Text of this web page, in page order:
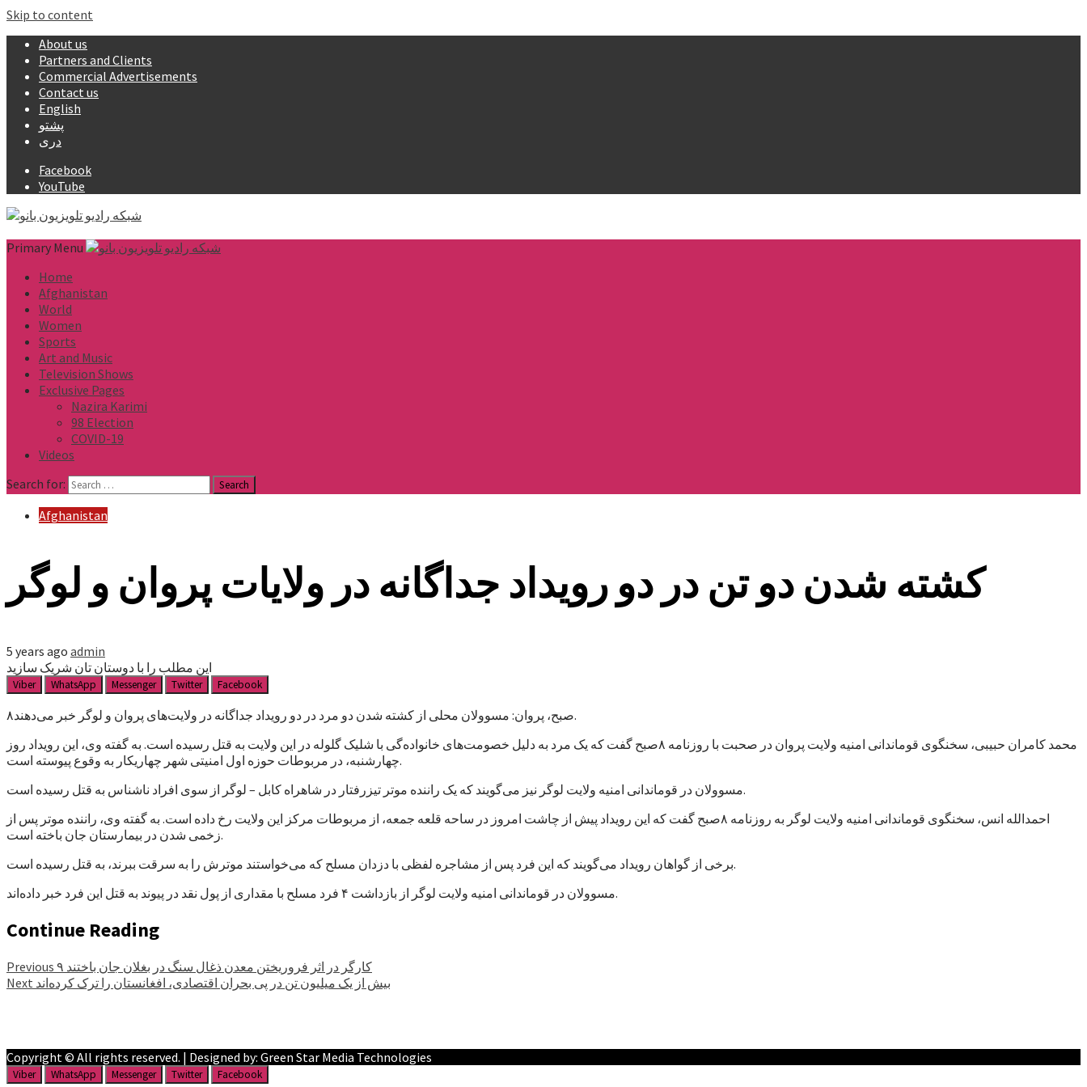
Skip to content
About us
Partners and Clients
Commercial Advertisements
Contact us
English
پشتو
دری
Facebook
YouTube
Primary Menu
Home
Afghanistan
World
Women
Sports
Art and Music
Television Shows
Exclusive Pages
Nazira Karimi
98 Election
COVID-19
Videos
Search for:
Afghanistan
کشته شدن دو تن در دو رویداد جداگانه در ولایات پروان و لوگر
5 years ago admin
این مطلب را با دوستان تان شریک سازید
Viber WhatsApp Messenger Twitter Facebook
۸صبح، پروان: مسوولان محلی از کشته شدن دو مرد در دو رویداد جداگانه در ولایت‌های پروان و لوگر خبر می‌دهند.
محمد کامران حبیبی، سخنگوی قوماندانی امنیه ولایت پروان در صحبت با روزنامه ۸صبح گفت که یک مرد به دلیل خصومت‌های خانواده‌گی با شلیک ‌گلوله در این ولایت به قتل رسیده است. به گفته وی، این رویداد روز
چهارشنبه، در مربوطات حوزه اول امنیتی شهر چهاریکار به وقوع پیوسته است.
مسوولان در قوماندانی امنیه ولایت لوگر نیز می‌گویند که یک راننده موتر تیزرفتار در شاهراه کابل – لوگر از سوی افراد ناشناس به قتل رسیده است.
احمدالله انس، سخنگوی قوماندانی امنیه ولایت لوگر به روزنامه ۸صبح گفت که این رویداد پیش از چاشت امروز در ساحه قلعه جمعه، از مربوطات مرکز این ولایت رخ داده است. به گفته وی، راننده موتر پس از
زخمی شدن در بیمارستان جان باخته است.
برخی از گواهان رویداد می‌گویند که این فرد پس از مشاجره لفظی با دزدان مسلح که می‌خواستند موترش را به سرقت ببرند، به قتل رسیده است.
مسوولان در قوماندانی امنیه ولایت لوگر از بازداشت ۴ فرد مسلح با مقداری از پول نقد در پیوند به قتل این فرد خبر داده‌اند.
Continue Reading
Previous
۹ کارگر در اثر فروریختن معدن ذغال سنگ در بغلان جان باختند
Next بیش از یک میلیون تن در پی بحران اقتصادی، افغانستان را ترک کرده‌اند
Copyright © All rights reserved. | Designed by: Green Star Media Technologies
Viber WhatsApp Messenger Twitter Facebook